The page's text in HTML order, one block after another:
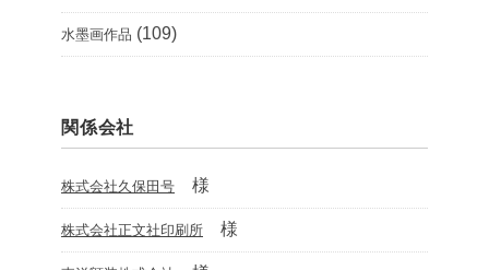
水墨画作品 (109)
関係会社
株式会社久保田号 様
株式会社正文社印刷所 様